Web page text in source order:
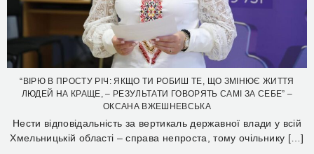
“ВІРЮ В ПРОСТУ РІЧ: ЯКЩО ТИ РОБИШ ТЕ, ЩО ЗМІНЮЄ ЖИТТЯ
ЛЮДЕЙ НА КРАЩЕ, – РЕЗУЛЬТАТИ ГОВОРЯТЬ САМІ ЗА СЕБЕ” –
ОКСАНА ВЖЕШНЕВСЬКА
Нести відповідальність за вертикаль державної влади у всій
Хмельницькій області – справа непроста, тому очільнику […]